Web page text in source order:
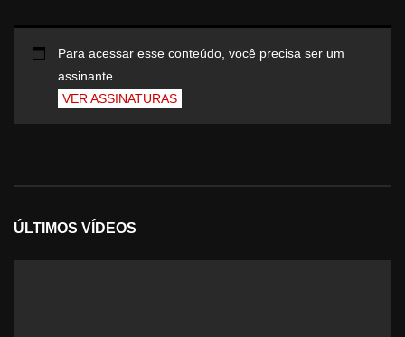
Para acessar esse conteúdo, você precisa ser um
assinante.
VER ASSINATURAS
ÚLTIMOS VÍDEOS